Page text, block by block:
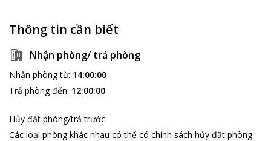
Thông tin cần biết
Nhận phòng/ trả phòng
Nhận phòng từ: 14:00:00
Trả phòng đến: 12:00:00
Hủy đặt phòng/trả trước
Các loại phòng khác nhau có thể có chính sách hủy đặt phòng